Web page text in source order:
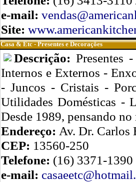
e-mail:
Site:
Casa & Etc - Presentes e Decorações
Descrição:Presentes
Internos e Externos -
- Juncos - Cristais -
Utilidades Domésticas -
Desde 1989, pensando
Endereço: Av. Dr. Carlos
CEP: 13560-250
Telefone: (16) 3371-1390
e-mail: